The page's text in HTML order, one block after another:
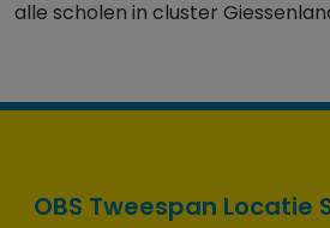
alle scholen in cluster
OBS Tweespan Locatie